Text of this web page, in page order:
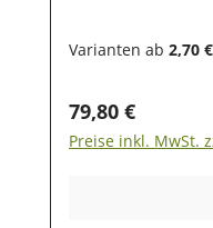
Varianten ab 2,70 €
Regulärer Preis:
79,80 €
Preise inkl. MwSt.